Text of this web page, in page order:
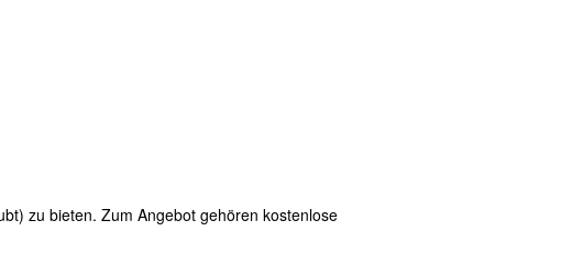
zu bieten. Zum Angebot gehören kostenlose